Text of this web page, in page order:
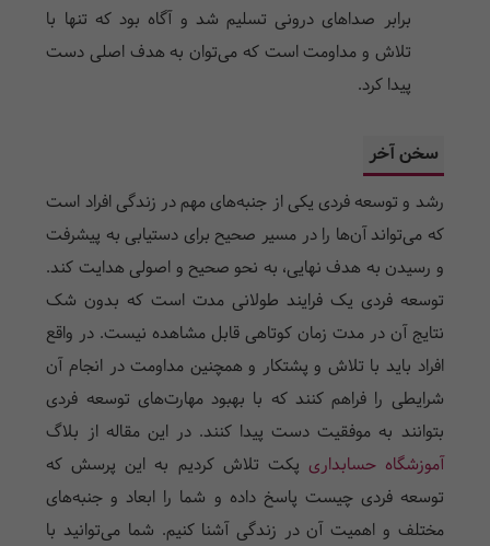
برابر صداهای درونی تسلیم شد و آگاه بود که تنها با
تلاش و مداومت است که می‌توان به هدف اصلی دست
پیدا کرد.
سخن آخر
رشد و توسعه فردی یکی از جنبه‌های مهم در زندگی افراد است
که می‌تواند آن‌ها را در مسیر صحیح برای دستیابی به پیشرفت
و رسیدن به هدف نهایی، به نحو صحیح و اصولی هدایت کند.
توسعه فردی یک فرایند طولانی مدت است که بدون شک
نتایج آن در مدت زمان کوتاهی قابل مشاهده نیست. در واقع
افراد باید با تلاش و پشتکار و همچنین مداومت در انجام آن
شرایطی را فراهم کنند که با بهبود مهارت‌های توسعه فردی
بتوانند به موفقیت دست پیدا کنند. در این مقاله از بلاگ
آموزشگاه حسابداری پکت تلاش کردیم به این پرسش که
توسعه فردی چیست پاسخ داده و شما را ابعاد و جنبه‌های
مختلف و اهمیت آن در زندگی آشنا کنیم. شما می‌توانید با